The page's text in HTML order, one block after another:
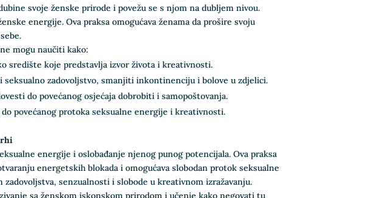
svoje ženske prirode i povežu se s njom na dubljem nivou.
energije. Ova praksa omogućava ženama da prošire svoju
mogu naučiti kako:
središte koje predstavlja izvor života i kreativnosti.
seksualno zadovoljstvo, smanjiti inkontinenciju i bolove u zdjelici.
do povećanog osjećaja dobrobiti i samopoštovanja.
povećanog protoka seksualne energije i kreativnosti.
energije i oslobađanje njenog punog potencijala. Ova praksa
energetskih blokada i omogućava slobodan protok seksualne
senzualnosti i slobode u kreativnom izražavanju.
sa ženskom iskonskom prirodom i učenje kako negovati tu